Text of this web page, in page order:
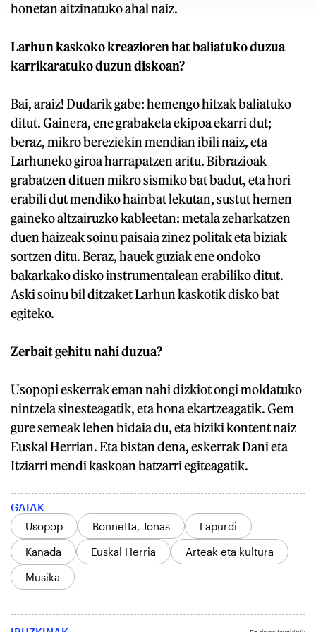
honetan aitzinatuko ahal naiz.
Larhun kaskoko kreazioren bat baliatuko duzua
karrikaratuko duzun diskoan?
Bai, araiz! Dudarik gabe: hemengo hitzak baliatuko
ditut. Gainera, ene grabaketa ekipoa ekarri dut;
beraz, mikro bereziekin mendian ibili naiz, eta
Larhuneko giroa harrapatzen aritu. Bibrazioak
grabatzen dituen mikro sismiko bat badut, eta hori
erabili dut mendiko hainbat lekutan, sustut hemen
gaineko altzairuzko kableetan: metala zeharkatzen
duen haizeak soinu paisaia zinez politak eta biziak
sortzen ditu. Beraz, hauek guziak ene ondoko
bakarkako disko instrumentalean erabiliko ditut.
Aski soinu bil ditzaket Larhun kaskotik disko bat
egiteko.
Zerbait gehitu nahi duzua?
Usopopi eskerrak eman nahi dizkiot ongi moldatuko
nintzela sinesteagatik, eta hona ekartzeagatik. Gem
gure semeak lehen bidaia du, eta biziki kontent naiz
Euskal Herrian. Eta bistan dena, eskerrak Dani eta
Itziarri mendi kaskoan batzarri egiteagatik.
GAIAK
Usopop
Bonnetta, Jonas
Lapurdi
Kanada
Euskal Herria
Arteak eta kultura
Musika